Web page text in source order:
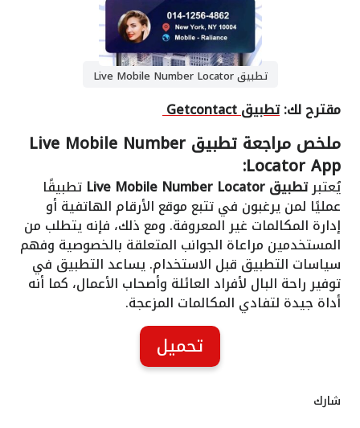
تطبيق Live Mobile Number Locator
مقترح لك:تطبيق Getcontact
ملخص مراجعة تطبيق Live Mobile Number
Locator App:
يُعتبرتطبيق Live Mobile Number Locator تطبيقًا
عمليًا لمن يرغبون في تتبع موقع الأرقام الهاتفية أو
إدارة المكالمات غير المعروفة. ومع ذلك، فإنه يتطلب من
المستخدمين مراعاة الجوانب المتعلقة بالخصوصية وفهم
سياسات التطبيق قبل الاستخدام. يساعد التطبيق في
توفير راحة البال لأفراد العائلة وأصحاب الأعمال، كما أنه
أداة جيدة لتفادي المكالمات المزعجة.
تحميل
شارك